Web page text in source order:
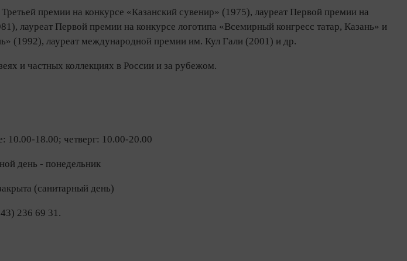
премии на конкурсе «Казанский сувенир» (1975), лауреат Первой премии на
лауреат Первой премии на конкурсе логотипа «Всемирный конгресс татар, Казань» и
(1992), лауреат международной премии им. Кул Гали (2001) и др.
и частных коллекциях в России и за рубежом.
10.00-18.00; четверг: 10.00-20.00
день - понедельник
(санитарный день)
236 69 31.